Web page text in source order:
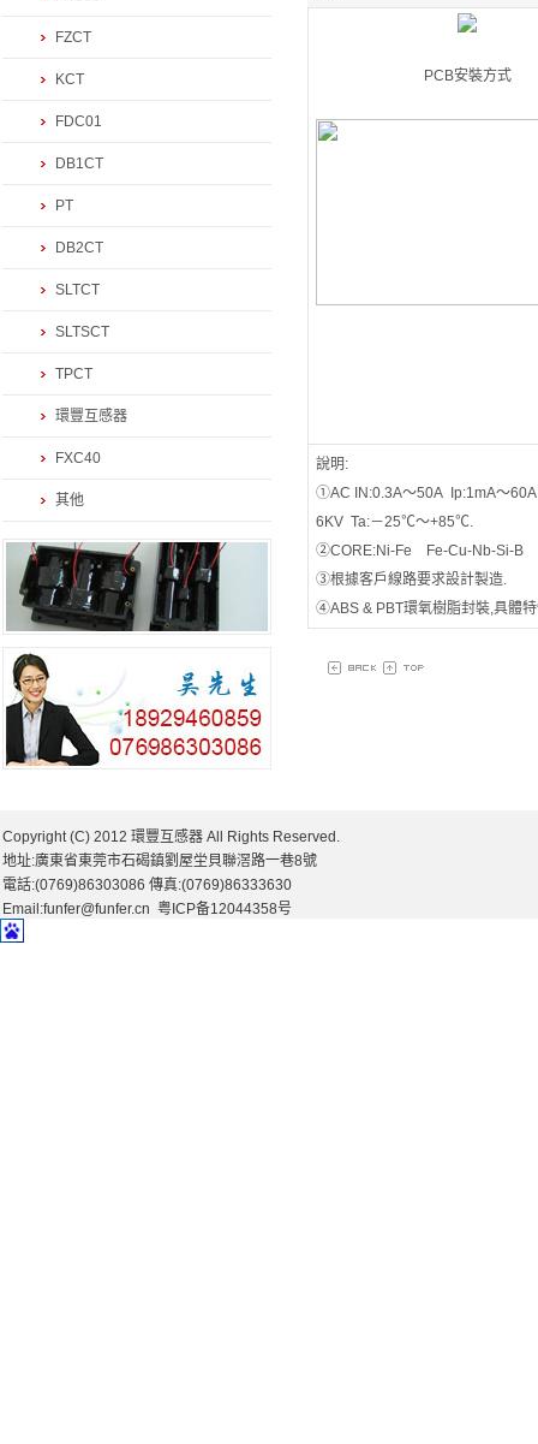
FZCT
KCT
FDC01
DB1CT
PT
DB2CT
SLTCT
SLTSCT
TPCT
環豐互感器
FXC40
其他
PCB安裝方式
說明:
①AC IN:0.3A～50A Ip:1mA～
6KV Ta:－25℃～+85℃.
②CORE:Ni-Fe Fe-Cu-Nb-Si-B
③根據客戶線路要求設計製造.
④ABS & PBT環氧樹脂封裝,具體
Copyright (C) 2012 環豐互感器 All Rights Reserved.
地址:廣東省東莞市石碣鎮劉屋坣貝聯滘路一巷8號
電話:(0769)86303086 傳真:(0769)86333630
Email:funfer@funfer.cn 粤ICP备12044358号